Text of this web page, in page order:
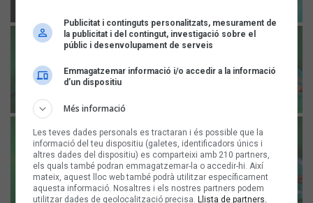
Publicitat i continguts personalitzats, mesurament de
la publicitat i del contingut, investigació sobre el
públic i desenvolupament de serveis
Emmagatzemar informació i/o accedir a la informació
d’un dispositiu
Més informació
Les teves dades personals es tractaran i és possible que la
informació del teu dispositiu (galetes, identificadors únics i
altres dades del dispositiu) es comparteixi amb 210 partners,
els quals també podran emmagatzemar-la o accedir-hi. Així
mateix, aquest lloc web també podrà utilitzar específicament
aquesta informació. Nosaltres i els nostres partners podem
utilitzar dades de geolocalització precisa. Llista de partners.